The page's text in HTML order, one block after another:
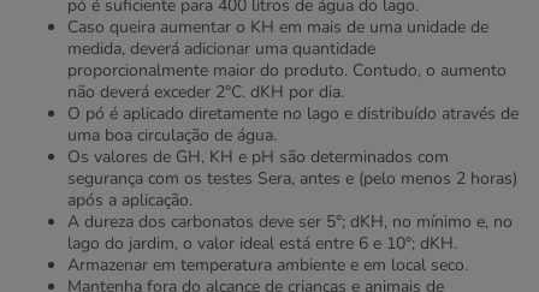
pó é suficiente para 400 litros de água do lago.
Caso queira aumentar o KH em mais de uma unidade de
medida, deverá adicionar uma quantidade
proporcionalmente maior do produto. Contudo, o aumento
não deverá exceder 2°C. dKH por dia.
O pó é aplicado diretamente no lago e distribuído através de
uma boa circulação de água.
Os valores de GH, KH e pH são determinados com
segurança com os testes Sera, antes e (pelo menos 2 horas)
após a aplicação.
A dureza dos carbonatos deve ser 5°; dKH, no mínimo e, no
lago do jardim, o valor ideal está entre 6 e 10°; dKH.
Armazenar em temperatura ambiente e em local seco.
Mantenha fora do alcance de crianças e animais de